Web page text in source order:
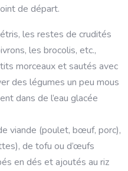
de départ.
les restes de crudités
les brocolis, etc.,
morceaux et sautés avec
des légumes un peu mous
dans de l’eau glacée
viande (poulet, bœuf, porc),
de tofu ou d’œufs
en dés et ajoutés au riz